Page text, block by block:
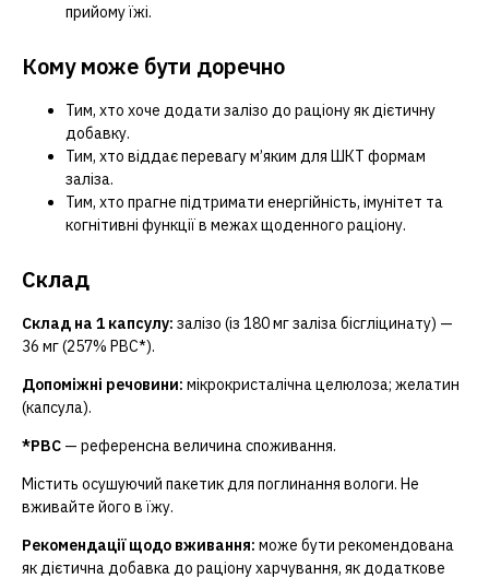
прийому їжі.
Кому може бути доречно
Тим, хто хоче додати залізо до раціону як дієтичну
добавку.
Тим, хто віддає перевагу м’яким для ШКТ формам
заліза.
Тим, хто прагне підтримати енергійність, імунітет та
когнітивні функції в межах щоденного раціону.
Склад
Склад на 1 капсулу: залізо (із 180 мг заліза бісгліцинату) —
36 мг (257% РВС*).
Допоміжні речовини: мікрокристалічна целюлоза; желатин
(капсула).
*РВС — референсна величина споживання.
Містить осушуючий пакетик для поглинання вологи. Не
вживайте його в їжу.
Рекомендації щодо вживання: може бути рекомендована
як дієтична добавка до раціону харчування, як додаткове